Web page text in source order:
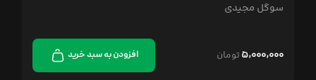
سوگل مجیدی
۵,۰۰۰,۰۰۰ تومان افزودن به سبد خرید